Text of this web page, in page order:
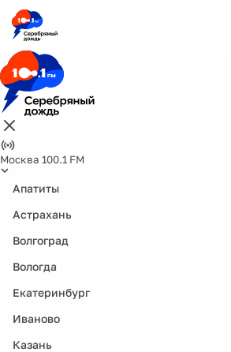
Москва 100.1 FM
Апатиты
Астрахань
Волгоград
Вологда
Екатеринбург
Иваново
Казань